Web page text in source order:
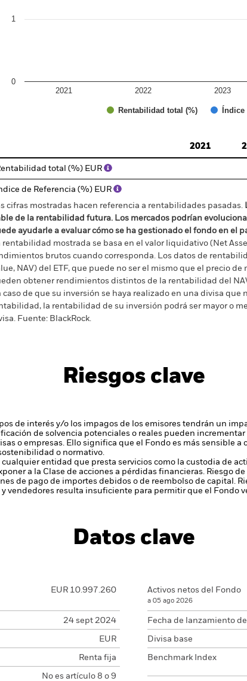
Rentabilidad total (%) Índice
2021 2022 2023
0
1
2021
total (%) EUR
de Referencia (%) EUR
cifras mostradas hacen referencia a rentabilidades pasadas.
de la rentabilidad futura. Los mercados podrían
ayudarle a evaluar cómo se ha gestionado el fondo en el
rentabilidad mostrada se basa en el valor liquidativo (Net
brutos cuando corresponda. Los datos de
NAV) del ETF, que puede no ser el mismo que el precio
obtener rendimientos distintos de la rentabilidad del
caso de que su inversión se haya realizado en una divisa
la rentabilidad de su inversión podrá ser mayor o
Fuente: BlackRock.
Riesgos clave
de interés y/o los impagos de los emisores tendrán un
de solvencia potenciales o reales pueden incrementar
o empresas. Ello significa que el Fondo es más sensible
o normativo.
entidad que presta servicios como la custodia de
a la Clase de acciones a pérdidas financieras. Riesgo
de pago de importes debidos o de reembolso de capital.
vendedores resulta insuficiente para permitir que el Fondo
Datos clave
EUR 10.997.260
24 sept 2024
EUR
Renta fija
No es artículo 8 o 9
Activos netos del Fondo
a 05 ago 2026
Fecha de lanzamiento
Divisa base
Benchmark Index